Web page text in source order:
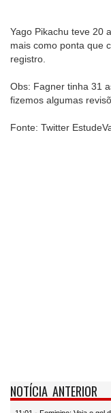
Yago Pikachu teve 20
mais como ponta que
registro.
Obs: Fagner tinha 31
fizemos algumas
Fonte: Twitter
NOTÍCIA ANTERIOR